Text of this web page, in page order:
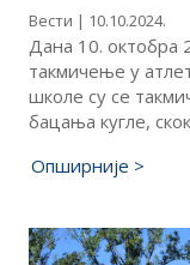
Вести | 10.10.2024.
Дана 10. октобра
такмичење у
школе су се
бацања кугле,
Опширније >